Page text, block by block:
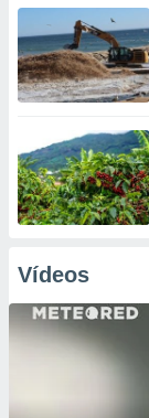
Vídeos